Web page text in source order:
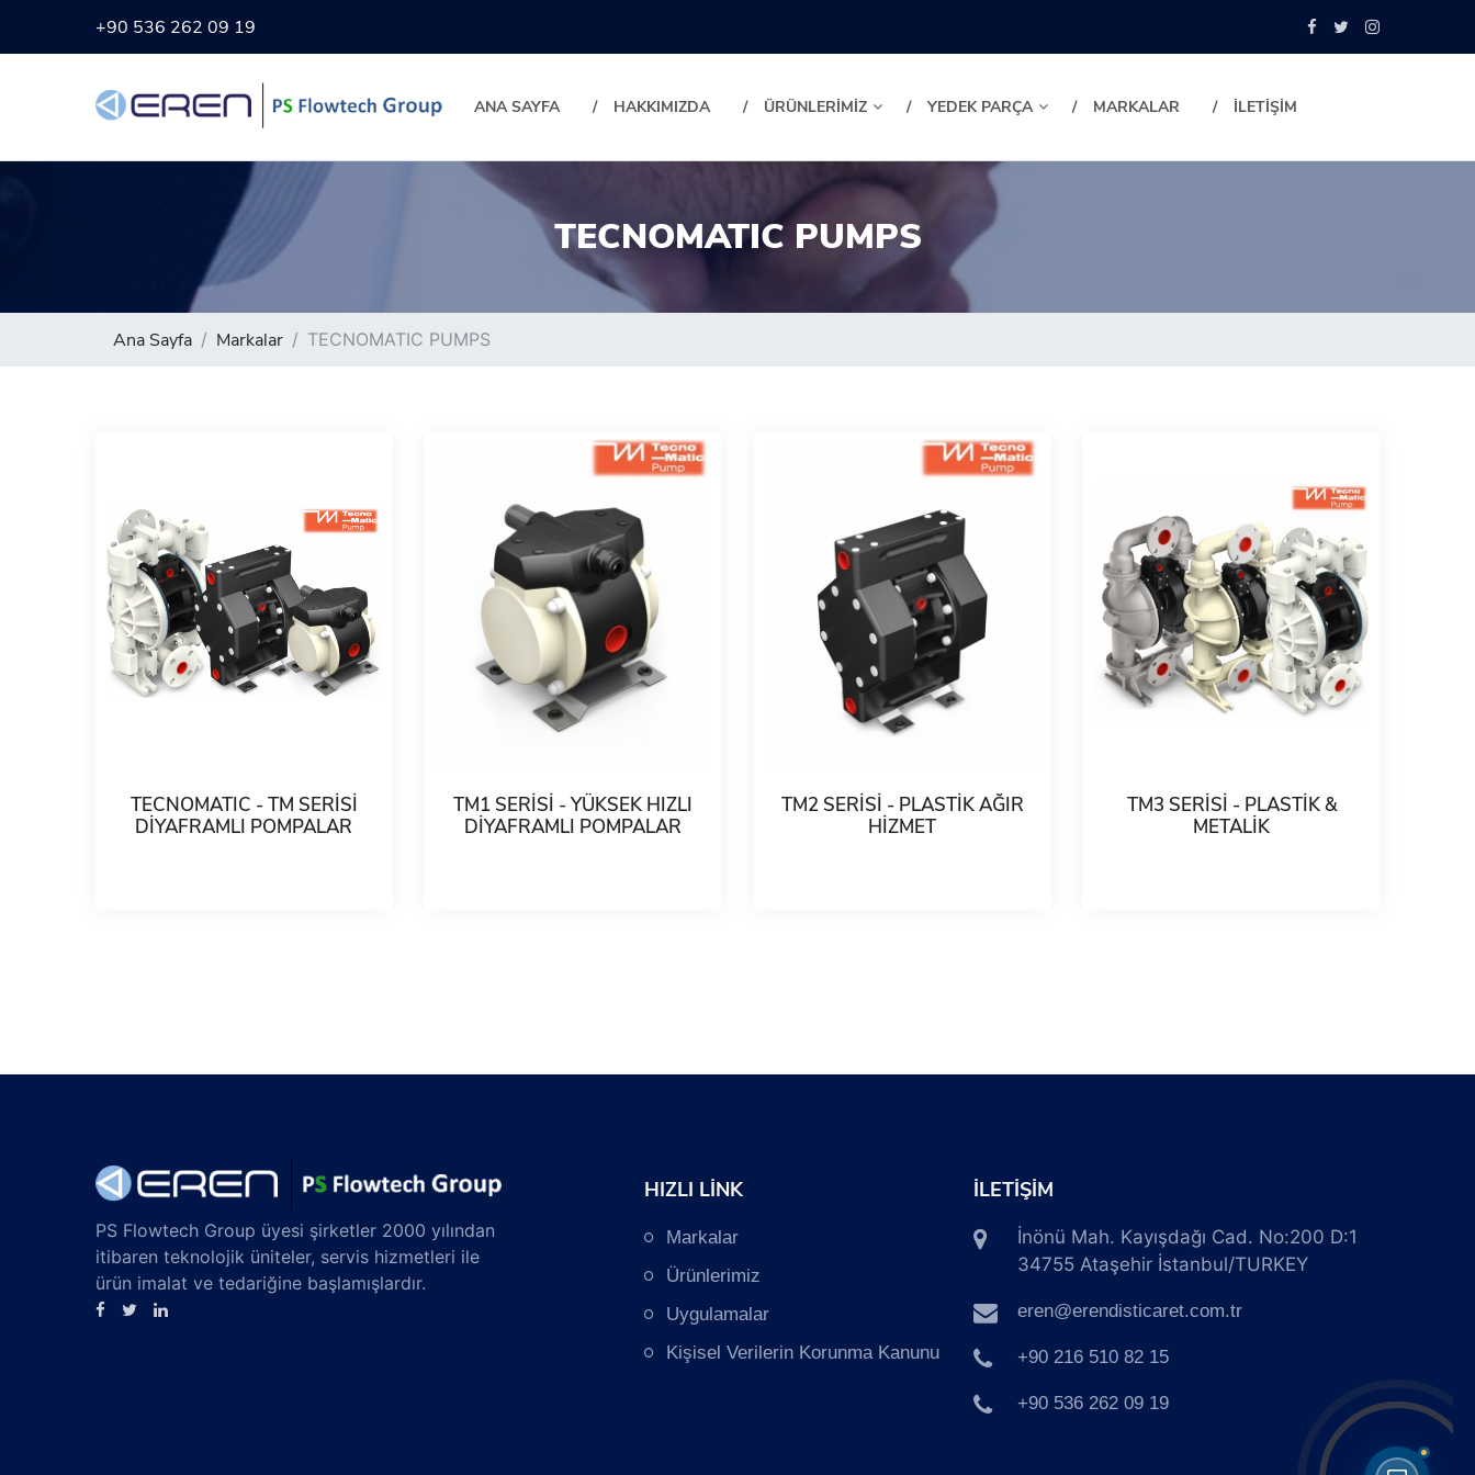
+90 536 262 09 19
ANA SAYFA HAKKIMIZDA ÜRÜNLERİMİZ YEDEK PARÇA MARKALAR İLETİŞİM
TECNOMATIC PUMPS
Ana Sayfa Markalar TECNOMATIC PUMPS
TECNOMATIC - TM SERİSİ
DİYAFRAMLI POMPALAR
TM1 SERİSİ - YÜKSEK HIZLI
DİYAFRAMLI POMPALAR
TM2 SERİSİ - PLASTİK AĞIR
HİZMET
TM3 SERİSİ - PLASTİK &
METALİK
PS Flowtech Group üyesi şirketler 2000 yılından
itibaren teknolojik üniteler, servis hizmetleri ile
ürün imalat ve tedariğine başlamışlardır.
HIZLI LİNK
Markalar
Ürünlerimiz
Uygulamalar
Kişisel Verilerin Korunma Kanunu
İLETİŞİM
İnönü Mah. Kayışdağı Cad. No:200 D:1
34755 Ataşehir İstanbul/TURKEY
eren@erendisticaret.com.tr
+90 216 510 82 15
+90 536 262 09 19